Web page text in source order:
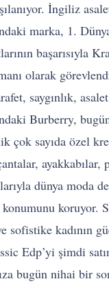
İngiliz
marka, 1. Dünya
başarısıyla
olarak
saygınlık,
Burberry,
çok sayıda özel
ayakkabılar,
dünya moda
konumunu koruyor.
sofistike kadının
Edp’yi şimdi
bugün nihai bir